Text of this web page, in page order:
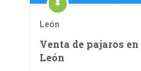
León
Venta de pajaros
León